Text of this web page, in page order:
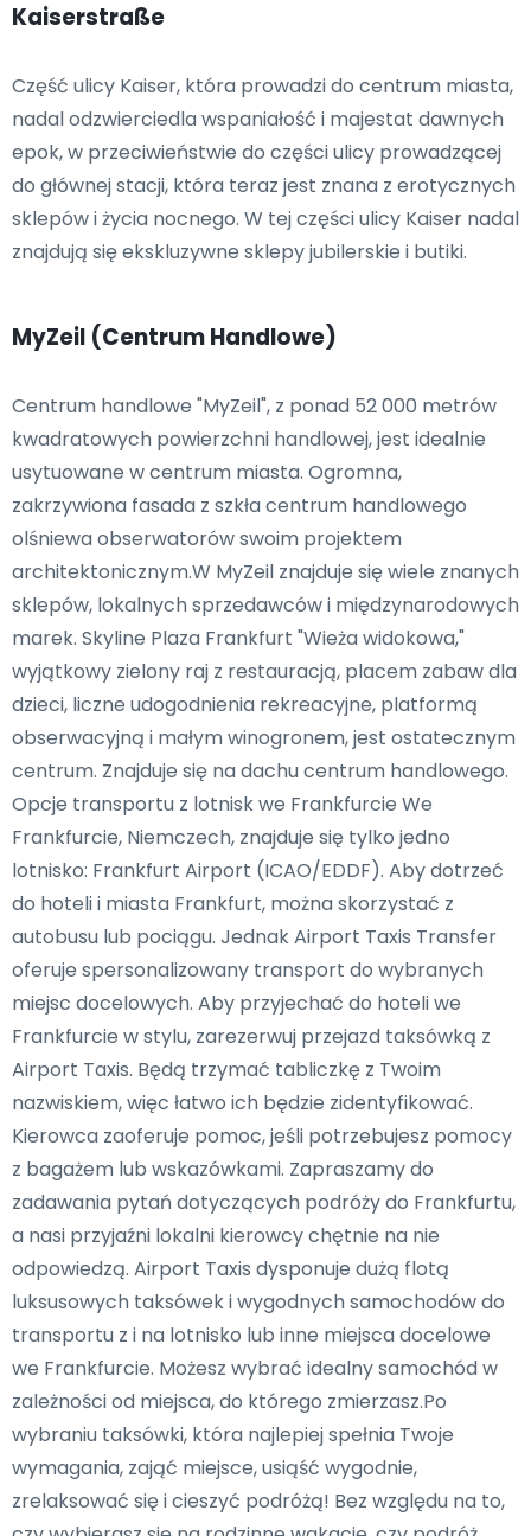
Kaiserstraße
Część ulicy Kaiser, która prowadzi do centrum miasta,
nadal odzwierciedla wspaniałość i majestat dawnych
epok, w przeciwieństwie do części ulicy prowadzącej
do głównej stacji, która teraz jest znana z erotycznych
sklepów i życia nocnego. W tej części ulicy Kaiser nadal
znajdują się ekskluzywne sklepy jubilerskie i butiki.
MyZeil (Centrum Handlowe)
Centrum handlowe "MyZeil", z ponad 52 000 metrów
kwadratowych powierzchni handlowej, jest idealnie
usytuowane w centrum miasta. Ogromna,
zakrzywiona fasada z szkła centrum handlowego
olśniewa obserwatorów swoim projektem
architektonicznym.W MyZeil znajduje się wiele znanych
sklepów, lokalnych sprzedawców i międzynarodowych
marek. Skyline Plaza Frankfurt "Wieża widokowa,"
wyjątkowy zielony raj z restauracją, placem zabaw dla
dzieci, liczne udogodnienia rekreacyjne, platformą
obserwacyjną i małym winogronem, jest ostatecznym
centrum. Znajduje się na dachu centrum handlowego.
Opcje transportu z lotnisk we Frankfurcie We
Frankfurcie, Niemczech, znajduje się tylko jedno
lotnisko: Frankfurt Airport (ICAO/EDDF). Aby dotrzeć
do hoteli i miasta Frankfurt, można skorzystać z
autobusu lub pociągu. Jednak Airport Taxis Transfer
oferuje spersonalizowany transport do wybranych
miejsc docelowych. Aby przyjechać do hoteli we
Frankfurcie w stylu, zarezerwuj przejazd taksówką z
Airport Taxis. Będą trzymać tabliczkę z Twoim
nazwiskiem, więc łatwo ich będzie zidentyfikować.
Kierowca zaoferuje pomoc, jeśli potrzebujesz pomocy
z bagażem lub wskazówkami. Zapraszamy do
zadawania pytań dotyczących podróży do Frankfurtu,
a nasi przyjaźni lokalni kierowcy chętnie na nie
odpowiedzą. Airport Taxis dysponuje dużą flotą
luksusowych taksówek i wygodnych samochodów do
transportu z i na lotnisko lub inne miejsca docelowe
we Frankfurcie. Możesz wybrać idealny samochód w
zależności od miejsca, do którego zmierzasz.Po
wybraniu taksówki, która najlepiej spełnia Twoje
wymagania, zająć miejsce, usiąść wygodnie,
zrelaksować się i cieszyć podróżą! Bez względu na to,